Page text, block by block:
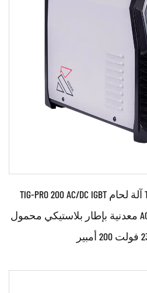
اقرأ أكثر
TIG-PRO 200 AC/DC IGBT آلة لحام TIG/MMA (TIG DC-HF)، علبة
معدنية بإطار بلاستيكي محمول AC/DC مرحلة واحدة، شاشة